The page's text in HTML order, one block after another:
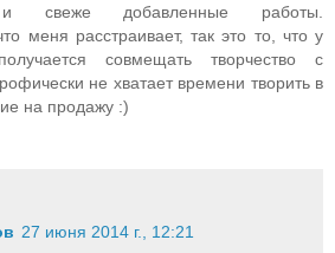
свеже добавленные работы.
меня расстраивает, так это то, что у
совмещать творчество с
не хватает времени творить в
на продажу :)
27 июня 2014 г., 12:21